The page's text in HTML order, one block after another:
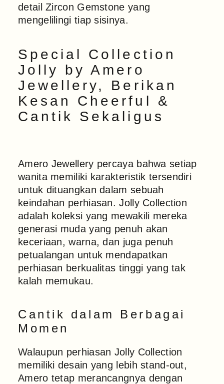
detail Zircon Gemstone yang
mengelilingi tiap sisinya.
Special Collection
Jolly by Amero
Jewellery, Berikan
Kesan Cheerful &
Cantik Sekaligus
Amero Jewellery percaya bahwa setiap
wanita memiliki karakteristik tersendiri
untuk dituangkan dalam sebuah
keindahan perhiasan. Jolly Collection
adalah koleksi yang mewakili mereka
generasi muda yang penuh akan
keceriaan, warna, dan juga penuh
petualangan untuk mendapatkan
perhiasan berkualitas tinggi yang tak
kalah memukau.
Cantik dalam Berbagai
Momen
Walaupun perhiasan Jolly Collection
memiliki desain yang lebih stand-out,
Amero tetap merancangnya dengan